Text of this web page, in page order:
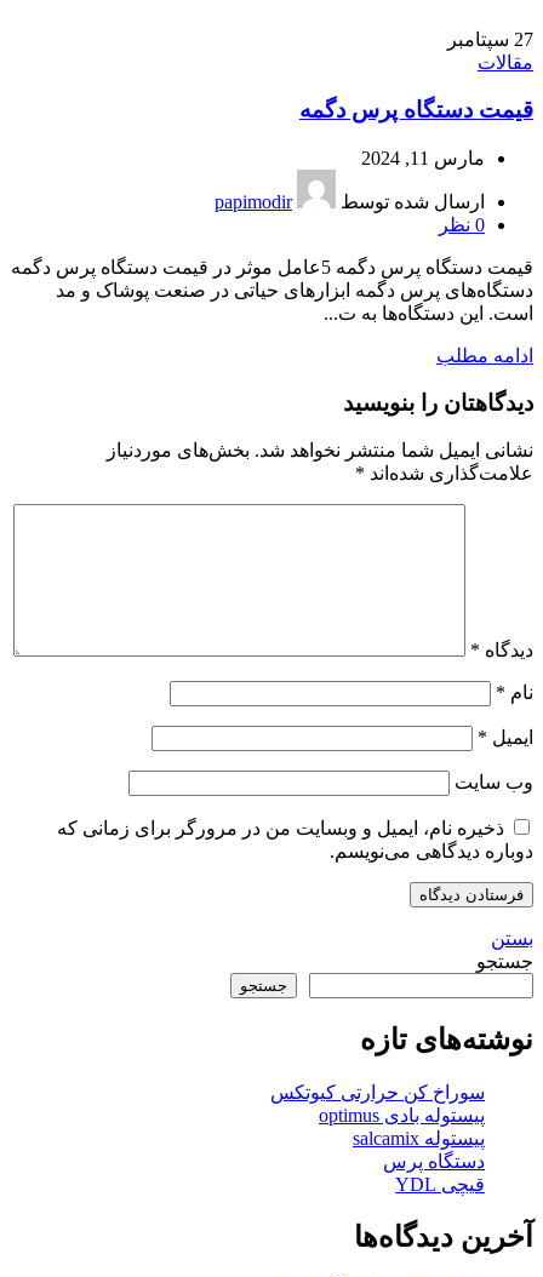
27 سپتامبر
مقالات
قیمت دستگاه پرس دگمه
مارس 11, 2024
ارسال شده توسط
papimodir
0 نظر
قیمت دستگاه پرس دگمه 5عامل موثر در قیمت دستگاه پرس دگمه
دستگاه‌های پرس دگمه ابزارهای حیاتی در صنعت پوشاک و مد
است. این دستگاه‌ها به ت...
ادامه مطلب
دیدگاهتان را بنویسید
نشانی ایمیل شما منتشر نخواهد شد. بخش‌های موردنیاز
علامت‌گذاری شده‌اند *
دیدگاه *
نام *
ایمیل *
وب‌ سایت
ذخیره نام، ایمیل و وبسایت من در مرورگر برای زمانی که
دوباره دیدگاهی می‌نویسم.
بستن
جستجو
جستجو
نوشته‌های تازه
سوراخ کن حرارتی کیوتکس
پیستوله بادی optimus
پیستوله salcamix
دستگاه پرس
قیچی YDL
آخرین دیدگاه‌ها